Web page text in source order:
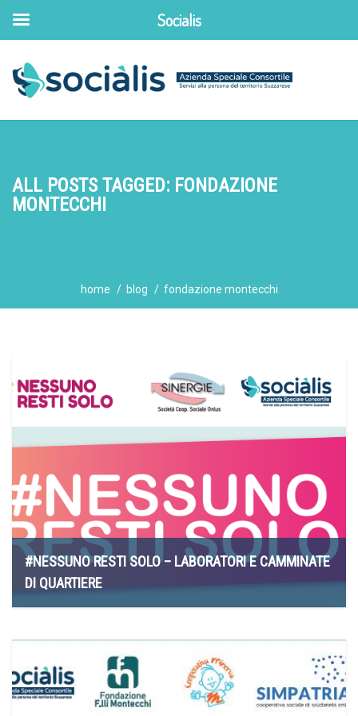
ALL POSTS TAGGED: FONDAZIONE
MONTECCHI
home blog fondazione montecchi
#NESSUNO RESTI SOLO – LABORATORI E CAMMINATE
DI QUARTIERE
Socialis